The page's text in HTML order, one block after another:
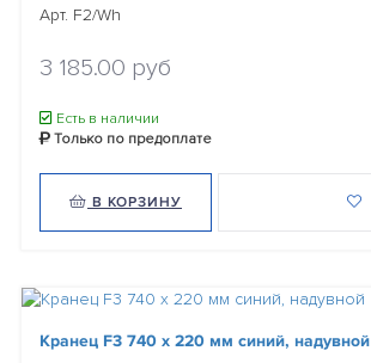
Арт. F2/Wh
3 185.00 руб
Есть в наличии
Только по предоплате
В КОРЗИНУ
Кранец F3 740 х 220 мм синий, надувной